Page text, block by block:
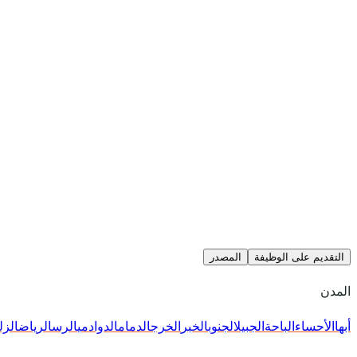
التقديم على الوظيفة المصدر
المدن
أبها الأحساء الباحة الجبيلالجنوبالخبر الخرجالدمامالدوادميالرسالرياض